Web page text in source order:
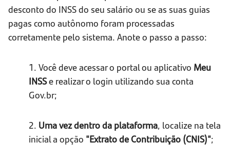
desconto do INSS do seu salário ou se as suas guias
pagas como autônomo foram processadas
corretamente pelo sistema. Anote o passo a passo:
1. Você deve acessar o portal ou aplicativo Meu
INSSe realizar o login utilizando sua conta
Gov.br;
2. Uma vez dentro da plataforma, localize na tela
inicial a opção "Extrato de Contribuição (CNIS)";